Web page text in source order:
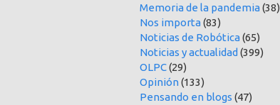
Memoria de la pandemia(38)
Nos importa(83)
Noticias de Robótica(65)
Noticias y actualidad (399)
OLPC(29)
Opinión(133)
Pensando en blogs (47)